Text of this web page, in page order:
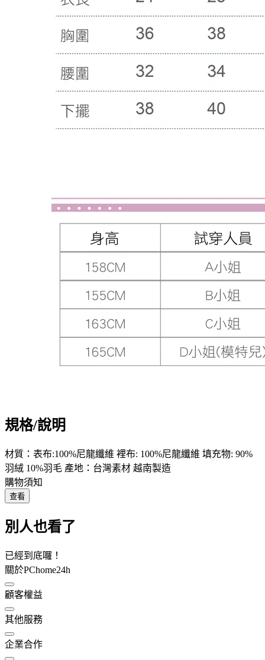
規格/說明
材質：表布:100%尼龍纖維 裡布: 100%尼龍纖維 填充物: 90%
羽絨 10%羽毛 產地：台灣素材 越南製造
購物須知
查看
別人也看了
已經到底囉！
關於PChome24h
顧客權益
其他服務
企業合作